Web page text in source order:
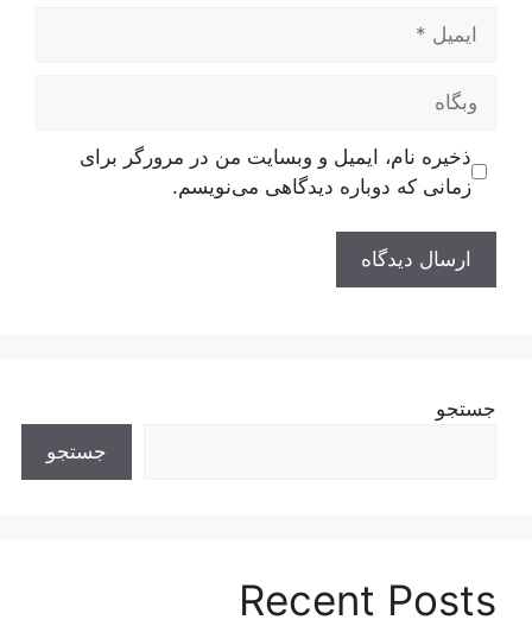
وبگاه
ذخیره نام، ایمیل و وبسایت من در مرورگر برای
زمانی که دوباره دیدگاهی می‌نویسم.
جستجو
جستجو
Recent Posts